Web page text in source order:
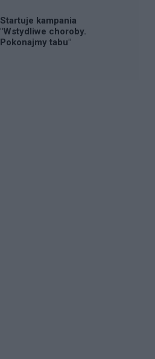
Startuje kampania
"Wstydliwe choroby.
Pokonajmy tabu"